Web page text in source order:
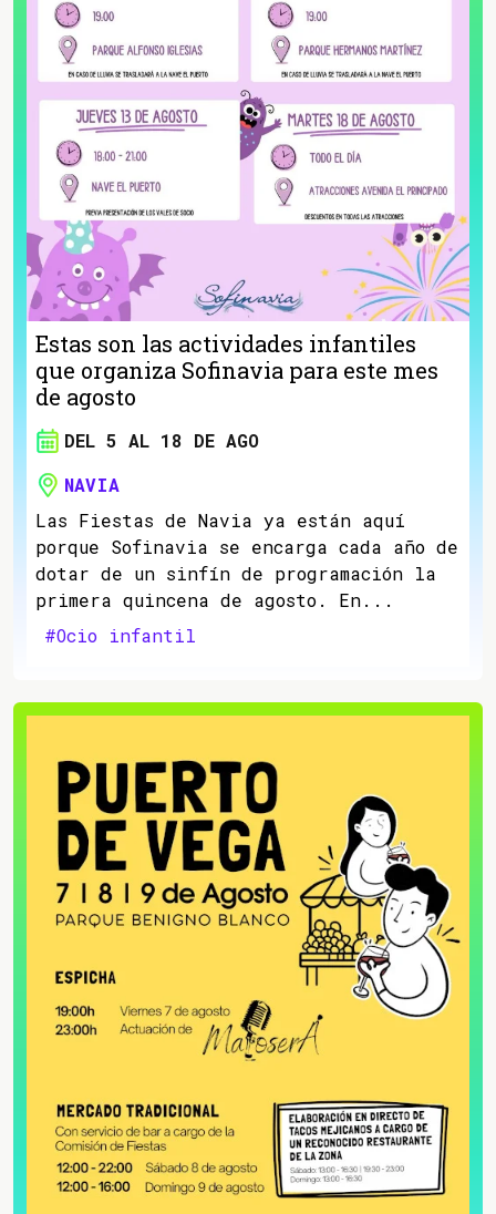
Estas son las actividades infantiles
que organiza Sofinavia para este mes
de agosto
DEL 5 AL 18 DE AGO
NAVIA
Las Fiestas de Navia ya están aquí
porque Sofinavia se encarga cada año de
dotar de un sinfín de programación la
primera quincena de agosto. En...
#Ocio infantil